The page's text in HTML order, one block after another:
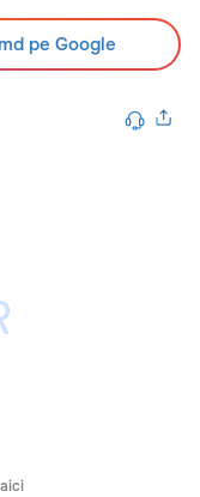
pe Google